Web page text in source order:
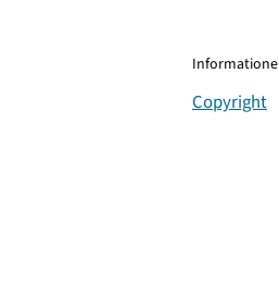
Copyright